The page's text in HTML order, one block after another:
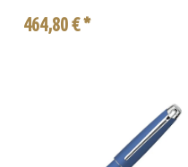
464,80 € *